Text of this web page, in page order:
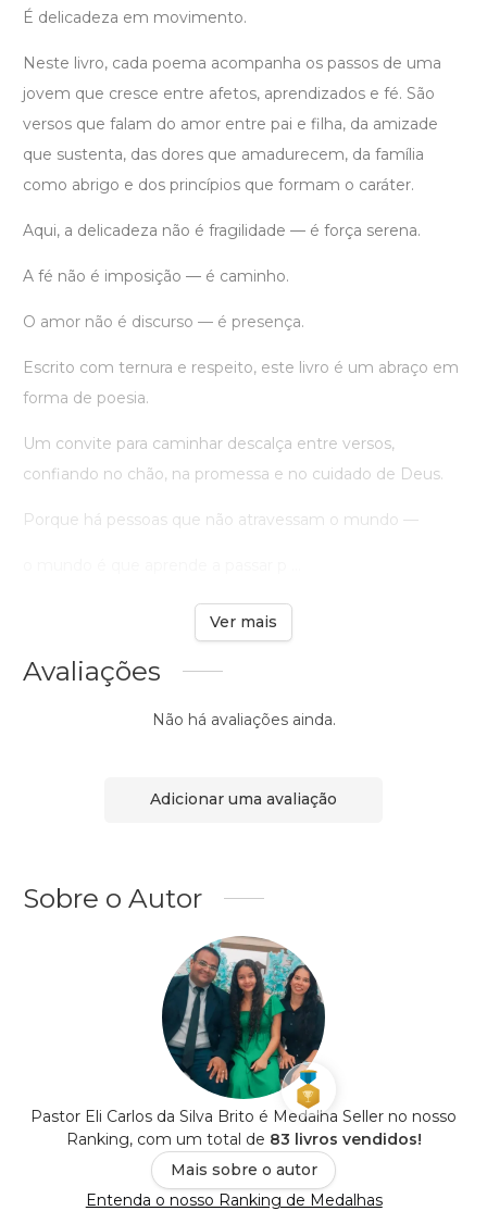
É delicadeza em movimento.
Neste livro, cada poema acompanha os passos de uma
jovem que cresce entre afetos, aprendizados e fé. São
versos que falam do amor entre pai e filha, da amizade
que sustenta, das dores que amadurecem, da família
como abrigo e dos princípios que formam o caráter.
Aqui, a delicadeza não é fragilidade — é força serena.
A fé não é imposição — é caminho.
O amor não é discurso — é presença.
Escrito com ternura e respeito, este livro é um abraço em
forma de poesia.
Um convite para caminhar descalça entre versos,
confiando no chão, na promessa e no cuidado de Deus.
Porque há pessoas que não atravessam o mundo —
Ver mais
Avaliações
Não há avaliações ainda.
Adicionar uma avaliação
Sobre o Autor
Pastor Eli Carlos da Silva Brito é Medalha Seller no nosso
Ranking, com um total de 83 livros vendidos!
Mais sobre o autor
Entenda o nosso Ranking de Medalhas